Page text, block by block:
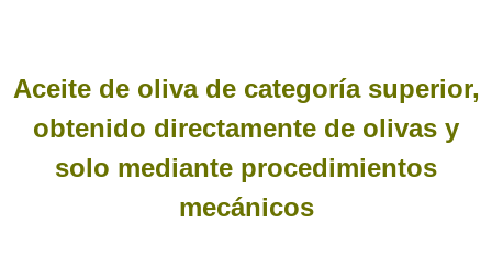
Aceite de oliva de categoría superior,
obtenido directamente de olivas y
solo mediante procedimientos
mecánicos